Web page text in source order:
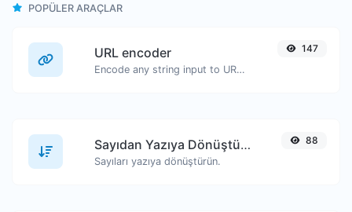
POPÜLER ARAÇLAR
URL encoder
Encode any string input to URL format.
147
Sayıdan Yazıya Dönüştürücü
Sayıları yazıya dönüştürün.
88